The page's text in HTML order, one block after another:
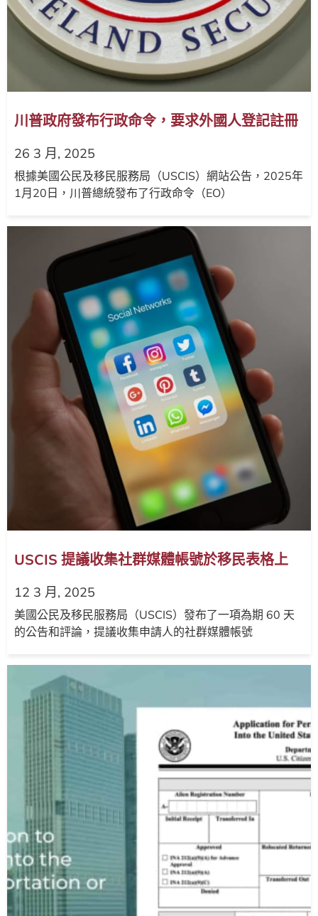
川普政府發布行政命令，要求外國人登記註冊
26 3 月, 2025
根據美國公民及移民服務局（USCIS）網站公告，2025年
1月20日，川普總統發布了行政命令（EO）
USCIS 提議收集社群媒體帳號於移民表格上
12 3 月, 2025
美國公民及移民服務局（USCIS）發布了一項為期 60 天
的公告和評論，提議收集申請人的社群媒體帳號